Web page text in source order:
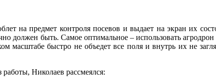
на предмет контроля посевов и выдает на экран их
должен быть. Самое оптимальное – использовать
масштабе быстро не объедет все поля и внутрь их не
Николаев рассмеялся: